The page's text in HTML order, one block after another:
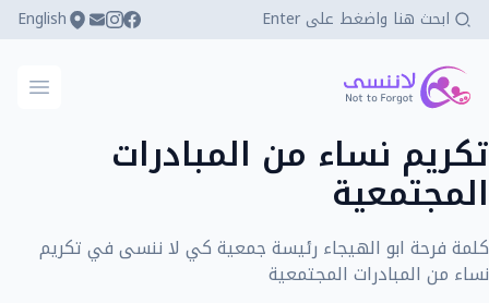
English
كي لا ننسى
فتح
تكريم نساء من المبادرات
المجتمعية
كلمة فرحة ابو الهيجاء رئيسة جمعية كي لا ننسى في تكريم
نساء من المبادرات المجتمعية